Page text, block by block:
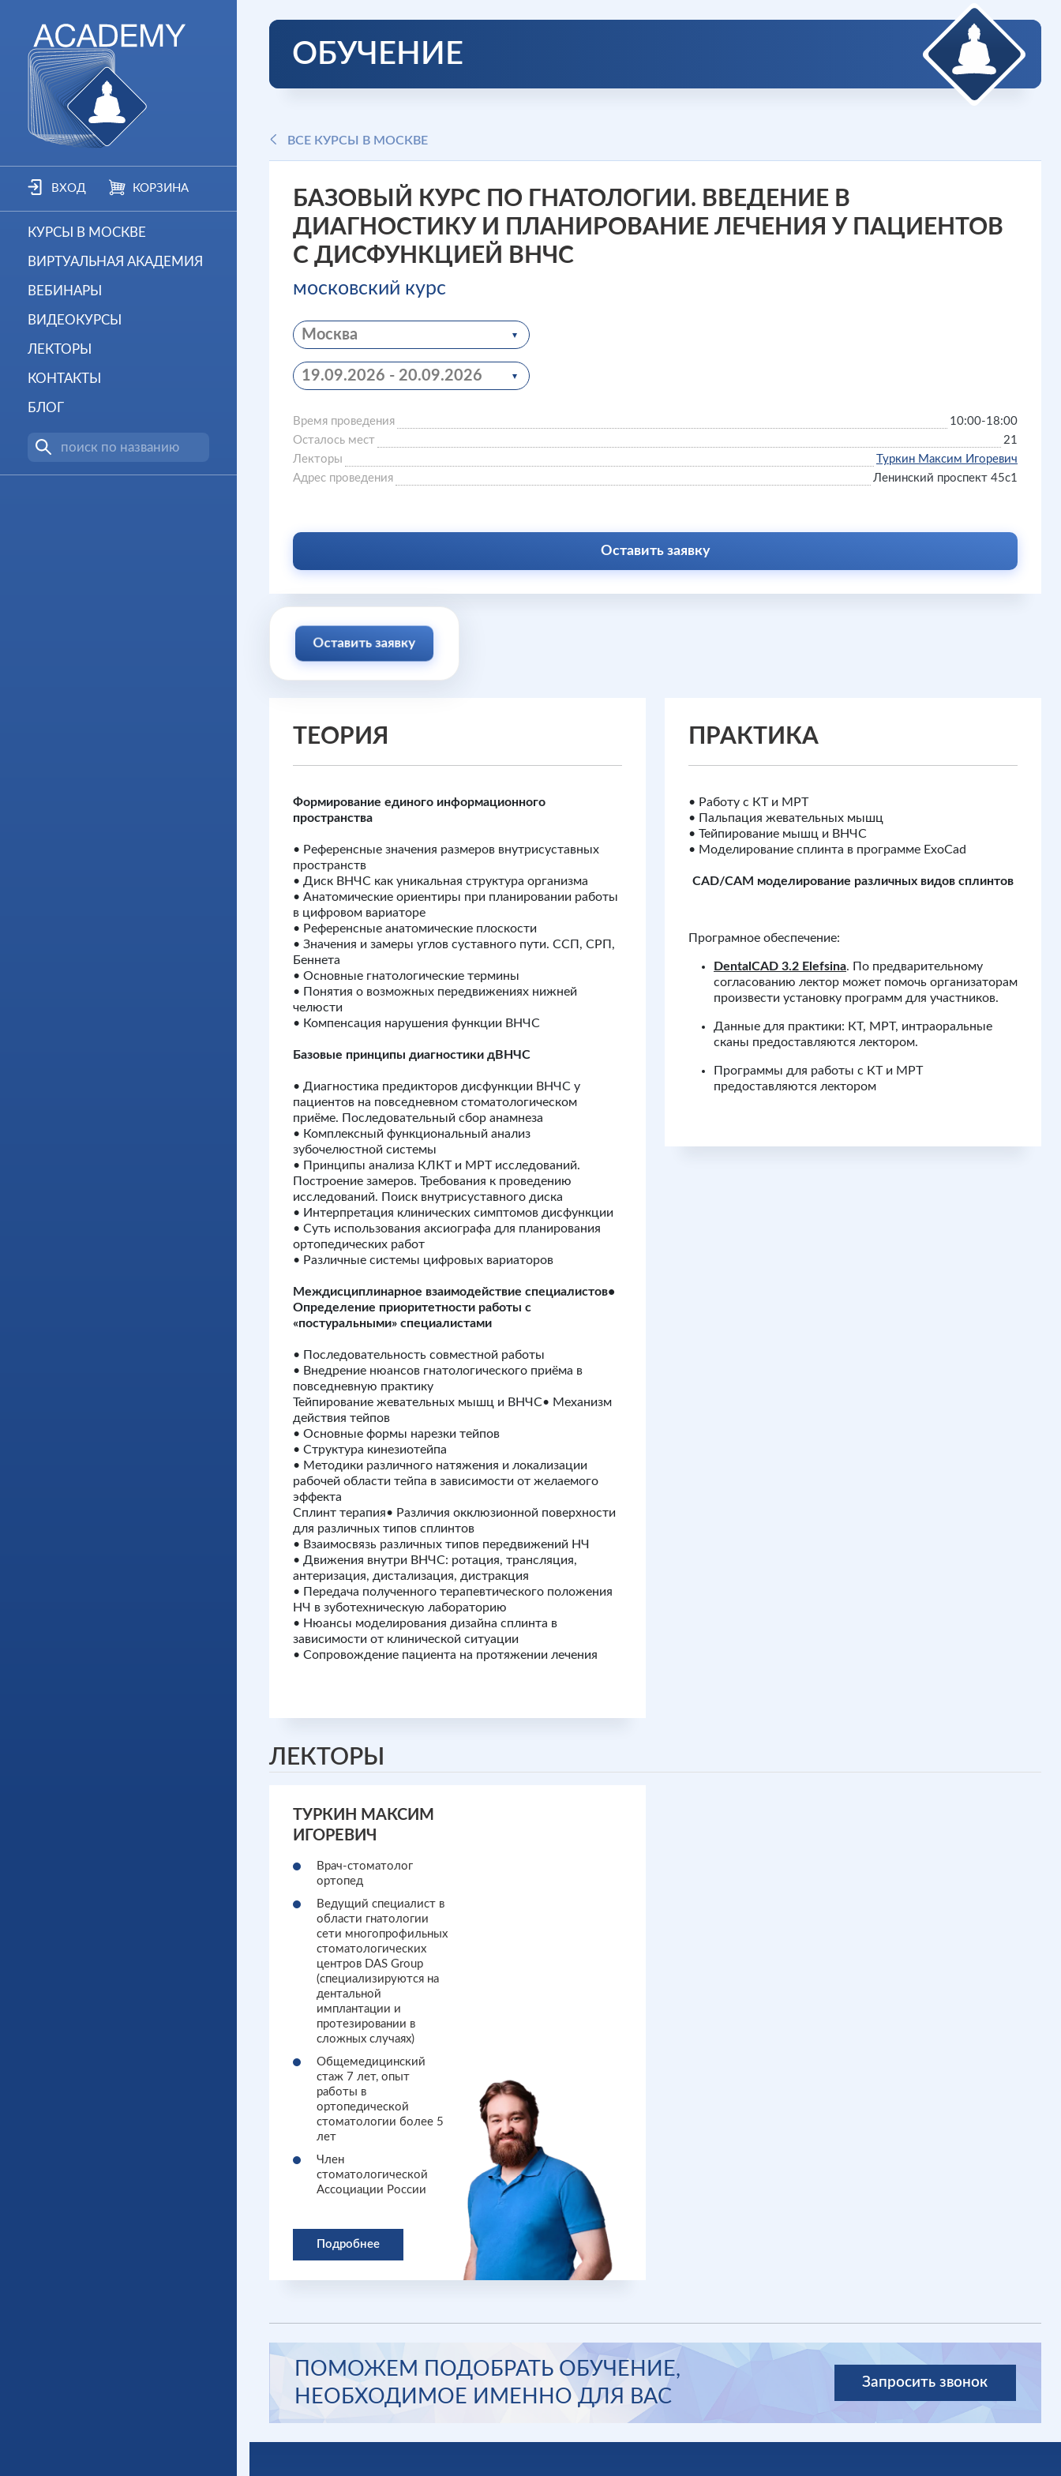
ВХОД КОРЗИНА
КУРСЫ В МОСКВЕ
ВИРТУАЛЬНАЯ АКАДЕМИЯ
ВЕБИНАРЫ
ВИДЕОКУРСЫ
ЛЕКТОРЫ
КОНТАКТЫ
БЛОГ
ОБУЧЕНИЕ
ВСЕ КУРСЫ В МОСКВЕ
БАЗОВЫЙ КУРС ПО ГНАТОЛОГИИ. ВВЕДЕНИЕ В
ДИАГНОСТИКУ И ПЛАНИРОВАНИЕ ЛЕЧЕНИЯ У ПАЦИЕНТОВ
С ДИСФУНКЦИЕЙ ВНЧС
московский курс
Москва
19.09.2026 - 20.09.2026
Время проведения
10:00-18:00
Осталось мест
21
Лекторы
Туркин Максим Игоревич
Адрес проведения
Ленинский проспект 45с1
Оставить заявку
Оставить заявку
ТЕОРИЯ
Формирование единого информационного
пространства
• Референсные значения размеров внутрисуставных
пространств
• Диск ВНЧС как уникальная структура организма
• Анатомические ориентиры при планировании работы
в цифровом вариаторе
• Референсные анатомические плоскости
• Значения и замеры углов суставного пути. ССП, СРП,
Беннета
• Основные гнатологические термины
• Понятия о возможных передвижениях нижней
челюсти
• Компенсация нарушения функции ВНЧС
Базовые принципы диагностики дВНЧС
• Диагностика предикторов дисфункции ВНЧС у
пациентов на повседневном стоматологическом
приёме. Последовательный сбор анамнеза
• Комплексный функциональный анализ
зубочелюстной системы
• Принципы анализа КЛКТ и МРТ исследований.
Построение замеров. Требования к проведению
исследований. Поиск внутрисуставного диска
• Интерпретация клинических симптомов дисфункции
• Суть использования аксиографа для планирования
ортопедических работ
• Различные системы цифровых вариаторов
Междисциплинарное взаимодействие специалистов•
Определение приоритетности работы с
«постуральными» специалистами
• Последовательность совместной работы
• Внедрение нюансов гнатологического приёма в
повседневную практику
Тейпирование жевательных мышц и ВНЧС• Механизм
действия тейпов
• Основные формы нарезки тейпов
• Структура кинезиотейпа
• Методики различного натяжения и локализации
рабочей области тейпа в зависимости от желаемого
эффекта
Сплинт терапия• Различия окклюзионной поверхности
для различных типов сплинтов
• Взаимосвязь различных типов передвижений НЧ
• Движения внутри ВНЧС: ротация, трансляция,
антеризация, дистализация, дистракция
• Передача полученного терапевтического положения
НЧ в зуботехническую лабораторию
• Нюансы моделирования дизайна сплинта в
зависимости от клинической ситуации
• Сопровождение пациента на протяжении лечения
ПРАКТИКА
• Работу с КТ и МРТ
• Пальпация жевательных мышц
• Тейпирование мышц и ВНЧС
• Моделирование сплинта в программе ExoCad
CAD/CAM моделирование различных видов сплинтов
Програмное обеспечение:
DentalCAD 3.2 Elefsina. По предварительному
согласованию лектор может помочь организаторам
произвести установку программ для участников.
Данные для практики: КТ, МРТ, интраоральные
сканы предоставляются лектором.
Программы для работы с КТ и МРТ
предоставляются лектором
ЛЕКТОРЫ
ТУРКИН МАКСИМ
ИГОРЕВИЧ
Врач-стоматолог
ортопед
Ведущий специалист в
области гнатологии
сети многопрофильных
стоматологических
центров DAS Group
(специализируются на
дентальной
имплантации и
протезировании в
сложных случаях)
Общемедицинский
стаж 7 лет, опыт
работы в
ортопедической
стоматологии более 5
лет
Член
стоматологической
Ассоциации России
Подробнее
ПОМОЖЕМ ПОДОБРАТЬ ОБУЧЕНИЕ,
НЕОБХОДИМОЕ ИМЕННО ДЛЯ ВАС
Запросить звонок